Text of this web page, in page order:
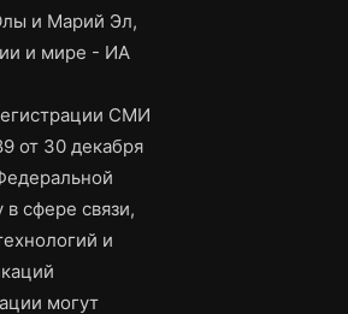
и Марий Эл,
и мире - ИА
СМИ
от 30 декабря
сфере связи,
и
могут